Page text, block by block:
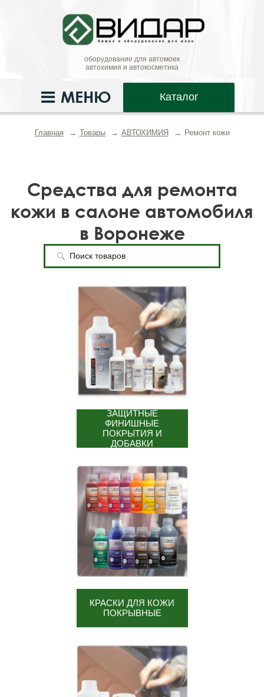
оборудование для автомоек
автохимия и автокосметика
Каталог
МЕНЮ
Главная Товары АВТОХИМИЯ Ремонт кожи
Средства для ремонта
кожи в салоне автомобиля
в Воронеже
ЗАЩИТНЫЕ
ФИНИШНЫЕ
ПОКРЫТИЯ И
ДОБАВКИ
КРАСКИ ДЛЯ КОЖИ
ПОКРЫВНЫЕ